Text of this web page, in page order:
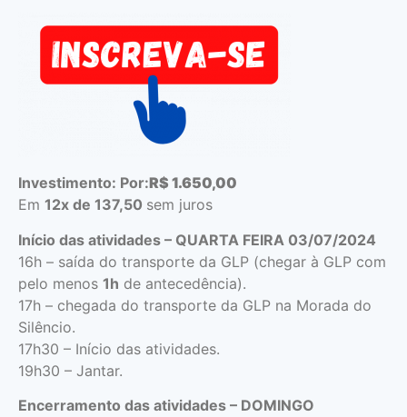
Investimento: Por:R$ 1.650,00
Em 12x de 137,50 sem juros
Início das atividades – QUARTA FEIRA 03/07/2024
16h – saída do transporte da GLP (chegar à GLP com
pelo menos 1h de antecedência).
17h – chegada do transporte da GLP na Morada do
Silêncio.
17h30 – Início das atividades.
19h30 – Jantar.
Encerramento das atividades – DOMINGO